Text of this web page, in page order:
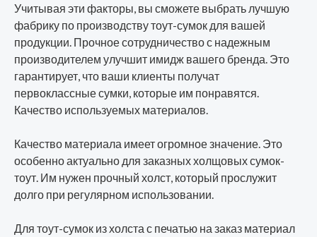
Учитывая эти факторы, вы сможете выбрать лучшую
фабрику по производству тоут-сумок для вашей
продукции. Прочное сотрудничество с надежным
производителем улучшит имидж вашего бренда. Это
гарантирует, что ваши клиенты получат
первоклассные сумки, которые им понравятся.
Качество используемых материалов.
Качество материала имеет огромное значение. Это
особенно актуально для заказных холщовых сумок-
тоут. Им нужен прочный холст, который прослужит
долго при регулярном использовании.
Для тоут-сумок из холста с печатью на заказ материал